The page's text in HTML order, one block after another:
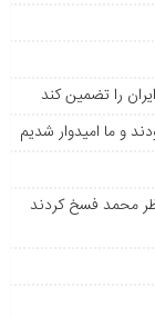
را تضمین کند
و ما امیدوار شدیم
محمد فسخ کردند